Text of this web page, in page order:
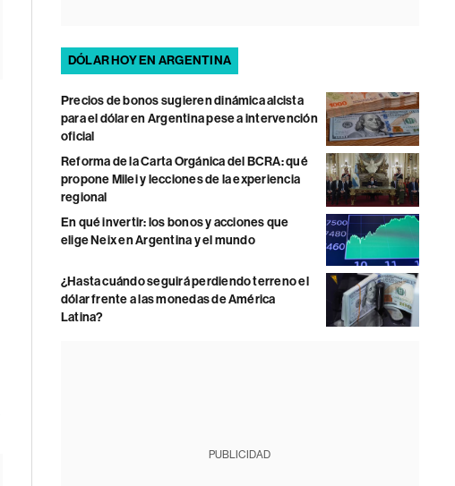
DÓLAR HOY EN ARGENTINA
Precios de bonos sugieren dinámica alcista
para el dólar en Argentina pese a intervención
oficial
Reforma de la Carta Orgánica del BCRA: qué
propone Milei y lecciones de la experiencia
regional
En qué invertir: los bonos y acciones que
elige Neix en Argentina y el mundo
¿Hasta cuándo seguirá perdiendo terreno el
dólar frente a las monedas de América
Latina?
PUBLICIDAD